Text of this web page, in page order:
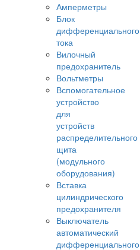
Амперметры
Блок
дифференциального
тока
Вилочный
предохранитель
Вольтметры
Вспомогательное
устройство
для
устройств
распределительного
щита
(модульного
оборудования)
Вставка
цилиндрического
предохранителя
Выключатель
автоматический
дифференциального